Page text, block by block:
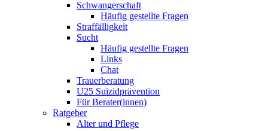
Schwangerschaft
Häufig gestellte Fragen
Straffälligkeit
Sucht
Häufig gestellte Fragen
Links
Chat
Trauerberatung
U25 Suizidprävention
Für Berater(innen)
Ratgeber
Alter und Pflege